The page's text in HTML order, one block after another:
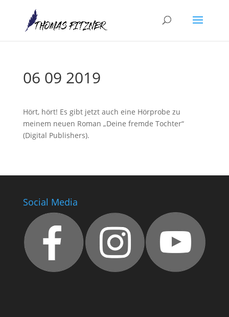
06 09 2019
Hört, hört! Es gibt jetzt auch eine Hörprobe zu
meinem neuen Roman „Deine fremde Tochter“
(Digital Publishers).
Social Media